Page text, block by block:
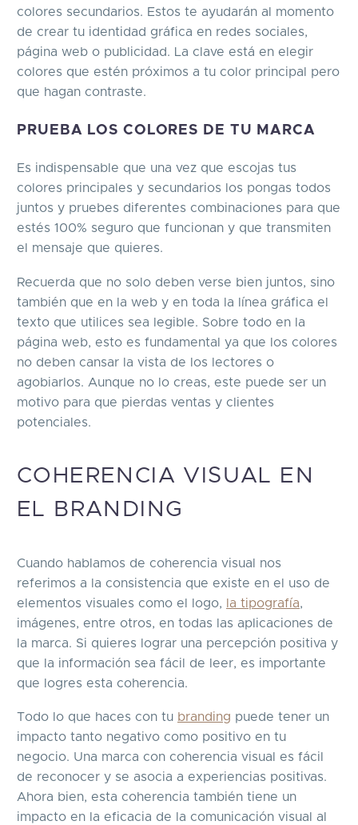
colores secundarios. Estos te ayudarán al momento
de crear tu identidad gráfica en redes sociales,
página web o publicidad. La clave está en elegir
colores que estén próximos a tu color principal pero
que hagan contraste.
PRUEBA LOS COLORES DE TU MARCA
Es indispensable que una vez que escojas tus
colores principales y secundarios los pongas todos
juntos y pruebes diferentes combinaciones para que
estés 100% seguro que funcionan y que transmiten
el mensaje que quieres.
Recuerda que no solo deben verse bien juntos, sino
también que en la web y en toda la línea gráfica el
texto que utilices sea legible. Sobre todo en la
página web, esto es fundamental ya que los colores
no deben cansar la vista de los lectores o
agobiarlos. Aunque no lo creas, este puede ser un
motivo para que pierdas ventas y clientes
potenciales.
COHERENCIA VISUAL EN
EL BRANDING
Cuando hablamos de coherencia visual nos
referimos a la consistencia que existe en el uso de
elementos visuales como el logo,
la tipografía,
imágenes, entre otros, en todas las aplicaciones de
la marca. Si quieres lograr una percepción positiva y
que la información sea fácil de leer, es importante
que logres esta coherencia.
Todo lo que haces con tu branding puede tener un
impacto tanto negativo como positivo en tu
negocio. Una marca con coherencia visual es fácil
de reconocer y se asocia a experiencias positivas.
Ahora bien, esta coherencia también tiene un
impacto en la eficacia de la comunicación visual al